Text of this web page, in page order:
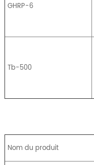
GHRP-6
Tb-500
Nom du produit